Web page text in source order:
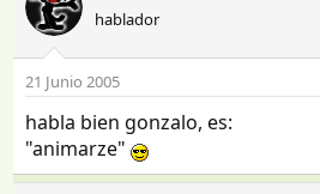
hablador
21 Junio 2005
habla bien gonzalo, es:
"animarze"